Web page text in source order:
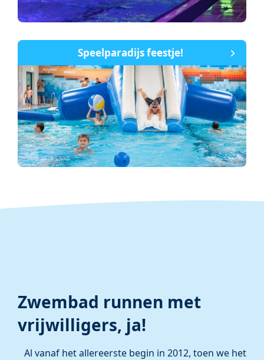
Speelparadijs feestje!
Zwembad runnen met
vrijwilligers, ja!
Al vanaf het allereerste begin in 2012, toen we het